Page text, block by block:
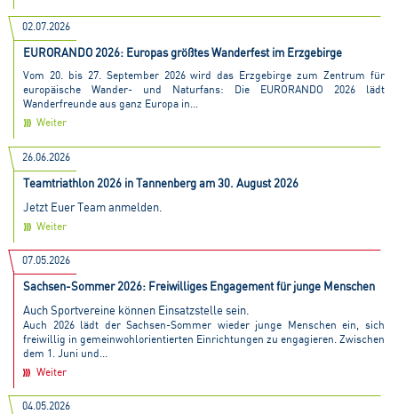
02.07.2026
EURORANDO 2026: Europas größtes Wanderfest im Erzgebirge
Vom 20. bis 27. September 2026 wird das Erzgebirge zum Zentrum für
europäische Wander- und Naturfans: Die EURORANDO 2026 lädt
Wanderfreunde aus ganz Europa in...
Weiter
26.06.2026
Teamtriathlon 2026 in Tannenberg am 30. August 2026
Jetzt Euer Team anmelden.
Weiter
07.05.2026
Sachsen-Sommer 2026: Freiwilliges Engagement für junge Menschen
Auch Sportvereine können Einsatzstelle sein.
Auch 2026 lädt der Sachsen-Sommer wieder junge Menschen ein, sich
freiwillig in gemeinwohlorientierten Einrichtungen zu engagieren. Zwischen
dem 1. Juni und...
Weiter
04.05.2026